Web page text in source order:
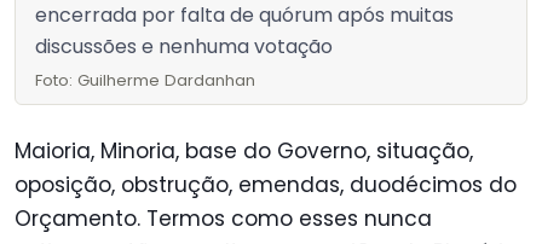
encerrada por falta de quórum após muitas
discussões e nenhuma votação
Foto: Guilherme Dardanhan
Maioria, Minoria, base do Governo, situação,
oposição, obstrução, emendas, duodécimos do
Orçamento. Termos como esses nunca